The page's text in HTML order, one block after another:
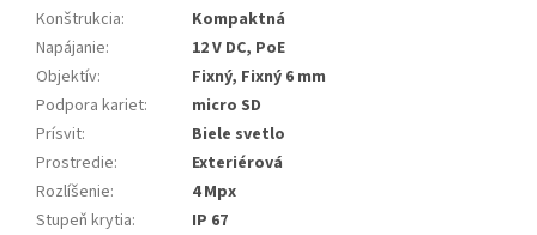
Konštrukcia:
Kompaktná
Napájanie:
12 V DC, PoE
Objektív:
Fixný, Fixný 6 mm
Podpora kariet:
micro SD
Prísvit:
Biele svetlo
Prostredie:
Exteriérová
Rozlíšenie:
4 Mpx
Stupeň krytia:
IP 67